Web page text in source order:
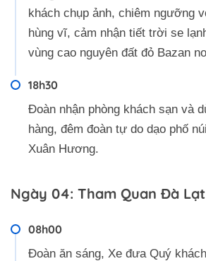
khách chụp ảnh, chiêm ngưỡng
hùng vĩ, cảm nhận tiết trời se
vùng cao nguyên đất đỏ Bazan
18h30
Đoàn nhận phòng khách sạn và
hàng, đêm đoàn tự do dạo phố
Xuân Hương.
Ngày 04: Tham Quan Đà Lạt
08h00
Đoàn ăn sáng, Xe đưa Quý